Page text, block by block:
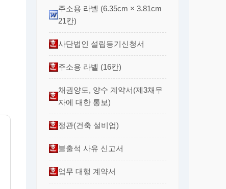
주소용 라벨 (6.35cm × 3.81cm
21칸)
사단법인 설립등기신청서
주소용 라벨 (16칸)
채권양도, 양수 계약서(제3채무
자에 대한 통보)
정관(건축 설비업)
불출석 사유 신고서
업무 대행 계약서